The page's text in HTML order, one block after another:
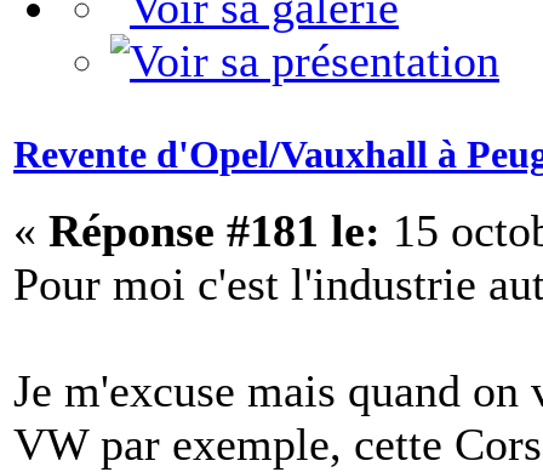
Revente d'Opel/Vauxhall à
« Réponse #181 le: 15
Pour moi c'est l'industrie
Je m'excuse mais quand
VW par exemple, cette